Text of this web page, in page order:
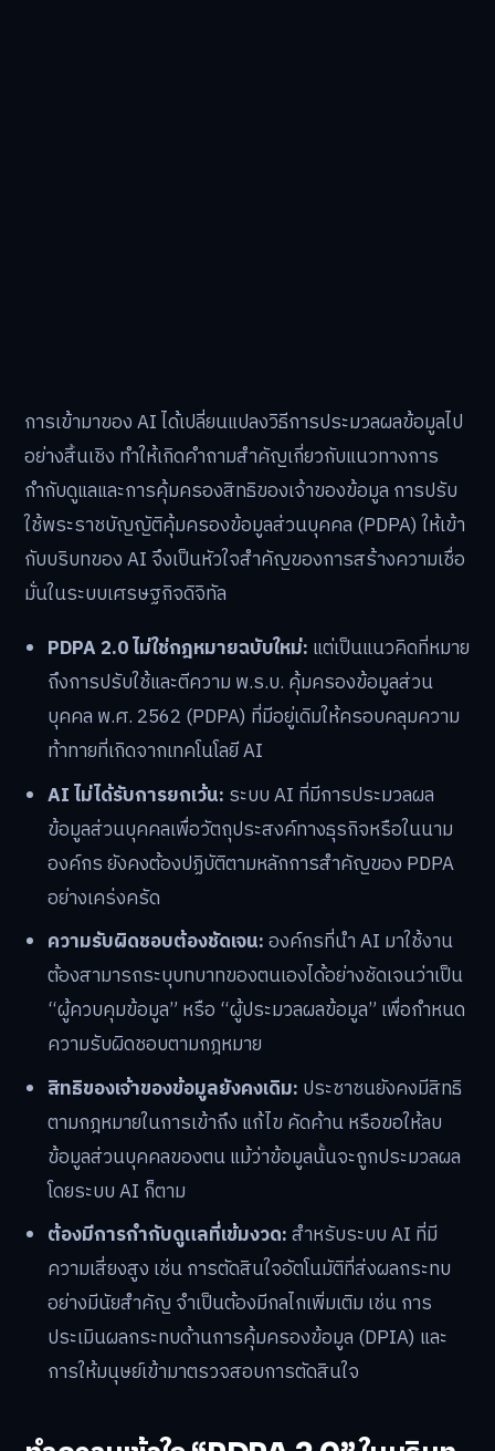
การเข้ามาของ AI ได้เปลี่ยนแปลงวิธีการประมวลผลข้อมูลไป
อย่างสิ้นเชิง ทำให้เกิดคำถามสำคัญเกี่ยวกับแนวทางการ
กำกับดูแลและการคุ้มครองสิทธิของเจ้าของข้อมูล การปรับ
ใช้พระราชบัญญัติคุ้มครองข้อมูลส่วนบุคคล (PDPA) ให้เข้า
กับบริบทของ AI จึงเป็นหัวใจสำคัญของการสร้างความเชื่อ
มั่นในระบบเศรษฐกิจดิจิทัล
PDPA 2.0 ไม่ใช่กฎหมายฉบับใหม่: แต่เป็นแนวคิดที่หมาย
ถึงการปรับใช้และตีความ พ.ร.บ. คุ้มครองข้อมูลส่วน
บุคคล พ.ศ. 2562 (PDPA) ที่มีอยู่เดิมให้ครอบคลุมความ
ท้าทายที่เกิดจากเทคโนโลยี AI
AI ไม่ได้รับการยกเว้น: ระบบ AI ที่มีการประมวลผล
ข้อมูลส่วนบุคคลเพื่อวัตถุประสงค์ทางธุรกิจหรือในนาม
องค์กร ยังคงต้องปฏิบัติตามหลักการสำคัญของ PDPA
อย่างเคร่งครัด
ความรับผิดชอบต้องชัดเจน:องค์กรที่นำ AI มาใช้งาน
ต้องสามารถระบุบทบาทของตนเองได้อย่างชัดเจนว่าเป็น
“ผู้ควบคุมข้อมูล” หรือ “ผู้ประมวลผลข้อมูล” เพื่อกำหนด
ความรับผิดชอบตามกฎหมาย
สิทธิของเจ้าของข้อมูลยังคงเดิม: ประชาชนยังคงมีสิทธิ
ตามกฎหมายในการเข้าถึง แก้ไข คัดค้าน หรือขอให้ลบ
ข้อมูลส่วนบุคคลของตน แม้ว่าข้อมูลนั้นจะถูกประมวลผล
โดยระบบ AI ก็ตาม
ต้องมีการกำกับดูแลที่เข้มงวด:สำหรับระบบ AI ที่มี
ความเสี่ยงสูง เช่น การตัดสินใจอัตโนมัติที่ส่งผลกระทบ
อย่างมีนัยสำคัญ จำเป็นต้องมีกลไกเพิ่มเติม เช่น การ
ประเมินผลกระทบด้านการคุ้มครองข้อมูล (DPIA) และ
การให้มนุษย์เข้ามาตรวจสอบการตัดสินใจ